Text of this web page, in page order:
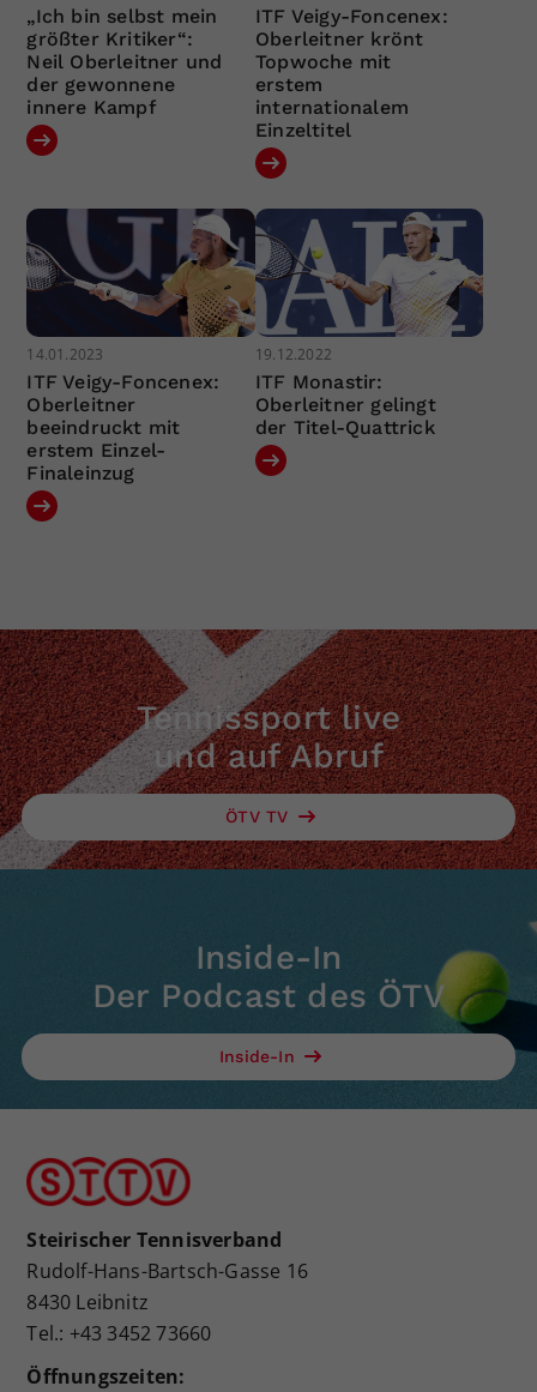
„Ich bin selbst mein
größter Kritiker“:
Neil Oberleitner und
der gewonnene
innere Kampf
ITF Veigy-Foncenex:
Oberleitner krönt
Topwoche mit
erstem
internationalem
Einzeltitel
14.01.2023
ITF Veigy-Foncenex:
Oberleitner
beeindruckt mit
erstem Einzel-
Finaleinzug
19.12.2022
ITF Monastir:
Oberleitner gelingt
der Titel-Quattrick
Tennissport live
und auf Abruf
ÖTV TV
Inside-In
Der Podcast des ÖTV
Inside-In
Steirischer Tennisverband
Rudolf-Hans-Bartsch-Gasse 16
8430 Leibnitz
Tel.: +43 3452 73660
Öffnungszeiten: